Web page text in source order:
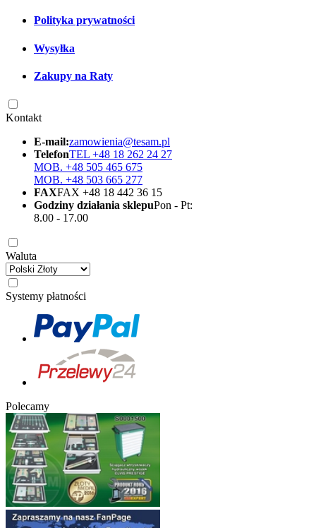
Polityka prywatności
Wysyłka
Zakupy na Raty
Kontakt
E-mail:zamowienia@tesam.pl
TelefonTEL +48 18 262 24 27
MOB. +48 505 465 675
MOB. +48 503 665 277
FAXFAX +48 18 442 36 15
Godziny działania sklepuPon - Pt:
8.00 - 17.00
Waluta
Systemy płatności
Polecamy